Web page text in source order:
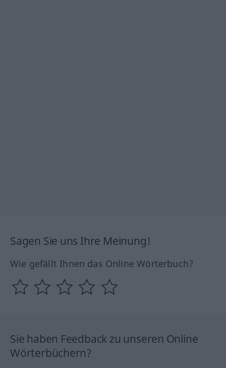
Sagen Sie uns Ihre Meinung!
Wie gefällt Ihnen das Online Wörterbuch?
Sie haben Feedback zu unseren Online
Wörterbüchern?